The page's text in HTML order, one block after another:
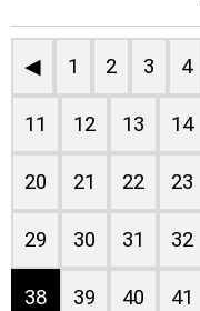
◀ 1 2 3 4
11 12 13 14
20 21 22 23
29 30 31 32
38 39 40 41